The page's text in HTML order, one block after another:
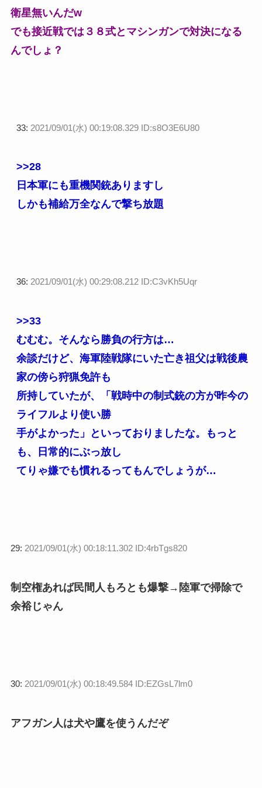
衛星無いんだw
でも接近戦では３８式とマシンガンで対決になる
んでしょ？
33: 2021/09/01(水) 00:19:08.329 ID:s8O3E6U80
>>28
日本軍にも重機関銃ありますし
しかも補給万全なんで撃ち放題
36: 2021/09/01(水) 00:29:08.212 ID:C3vKh5Uqr
>>33
むむむ。そんなら勝負の行方は…
余談だけど、海軍陸戦隊にいた亡き祖父は戦後農
家の傍ら狩猟免許も
所持していたが、「戦時中の制式銃の方が昨今の
ライフルより使い勝
手がよかった」といっておりましたな。もっと
も、日常的にぶっ放し
てりゃ嫌でも慣れるってもんでしょうが…
29: 2021/09/01(水) 00:18:11.302 ID:4rbTgs820
制空権あれば民間人もろとも爆撃→陸軍で掃除で
余裕じゃん
30: 2021/09/01(水) 00:18:49.584 ID:EZGsL7lm0
アフガン人は犬や鷹を使うんだぞ